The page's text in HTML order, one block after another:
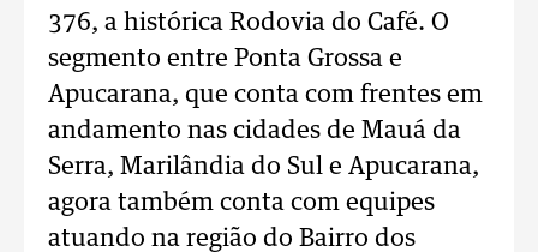
376, a histórica Rodovia do Café. O
segmento entre Ponta Grossa e
Apucarana, que conta com frentes em
andamento nas cidades de Mauá da
Serra, Marilândia do Sul e Apucarana,
agora também conta com equipes
atuando na região do Bairro dos